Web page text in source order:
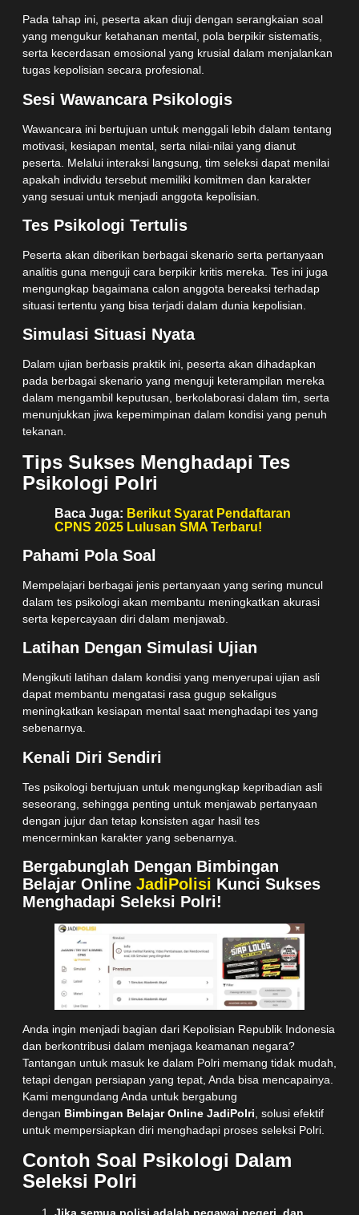
Pada tahap ini, peserta akan diuji dengan serangkaian soal
yang mengukur ketahanan mental, pola berpikir sistematis,
serta kecerdasan emosional yang krusial dalam menjalankan
tugas kepolisian secara profesional.
Sesi Wawancara Psikologis
Wawancara ini bertujuan untuk menggali lebih dalam tentang
motivasi, kesiapan mental, serta nilai-nilai yang dianut
peserta. Melalui interaksi langsung, tim seleksi dapat menilai
apakah individu tersebut memiliki komitmen dan karakter
yang sesuai untuk menjadi anggota kepolisian.
Tes Psikologi Tertulis
Peserta akan diberikan berbagai skenario serta pertanyaan
analitis guna menguji cara berpikir kritis mereka. Tes ini juga
mengungkap bagaimana calon anggota bereaksi terhadap
situasi tertentu yang bisa terjadi dalam dunia kepolisian.
Simulasi Situasi Nyata
Dalam ujian berbasis praktik ini, peserta akan dihadapkan
pada berbagai skenario yang menguji keterampilan mereka
dalam mengambil keputusan, berkolaborasi dalam tim, serta
menunjukkan jiwa kepemimpinan dalam kondisi yang penuh
tekanan.
Tips Sukses Menghadapi Tes
Psikologi Polri
Baca Juga: Berikut Syarat Pendaftaran
CPNS 2025 Lulusan SMA Terbaru!
Pahami Pola Soal
Mempelajari berbagai jenis pertanyaan yang sering muncul
dalam tes psikologi akan membantu meningkatkan akurasi
serta kepercayaan diri dalam menjawab.
Latihan Dengan Simulasi Ujian
Mengikuti latihan dalam kondisi yang menyerupai ujian asli
dapat membantu mengatasi rasa gugup sekaligus
meningkatkan kesiapan mental saat menghadapi tes yang
sebenarnya.
Kenali Diri Sendiri
Tes psikologi bertujuan untuk mengungkap kepribadian asli
seseorang, sehingga penting untuk menjawab pertanyaan
dengan jujur dan tetap konsisten agar hasil tes
mencerminkan karakter yang sebenarnya.
Bergabunglah Dengan Bimbingan
Belajar Online JadiPolisi Kunci Sukses
Menghadapi Seleksi Polri!
Anda ingin menjadi bagian dari Kepolisian Republik Indonesia
dan berkontribusi dalam menjaga keamanan negara?
Tantangan untuk masuk ke dalam Polri memang tidak mudah,
tetapi dengan persiapan yang tepat, Anda bisa mencapainya.
Kami mengundang Anda untuk bergabung
dengan Bimbingan Belajar Online JadiPolri , solusi efektif
untuk mempersiapkan diri menghadapi proses seleksi Polri.
Contoh Soal Psikologi Dalam
Seleksi Polri